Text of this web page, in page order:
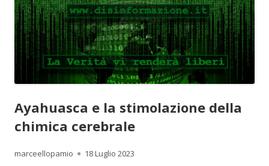
Ayahuasca e la stimolazione della
chimica cerebrale
Autore
marceellopamio Pubblicato
18 Luglio 2023